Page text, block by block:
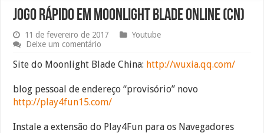
Jogo rápido em Moonlight Blade Online (CN)
11 de fevereiro de 2017
Youtube
Deixe um comentário
Site do Moonlight Blade China: http://wuxia.qq.com/
blog pessoal de endereço “provisório” novo
http://play4fun15.com/
Instale a extensão do Play4Fun para os Navegadores